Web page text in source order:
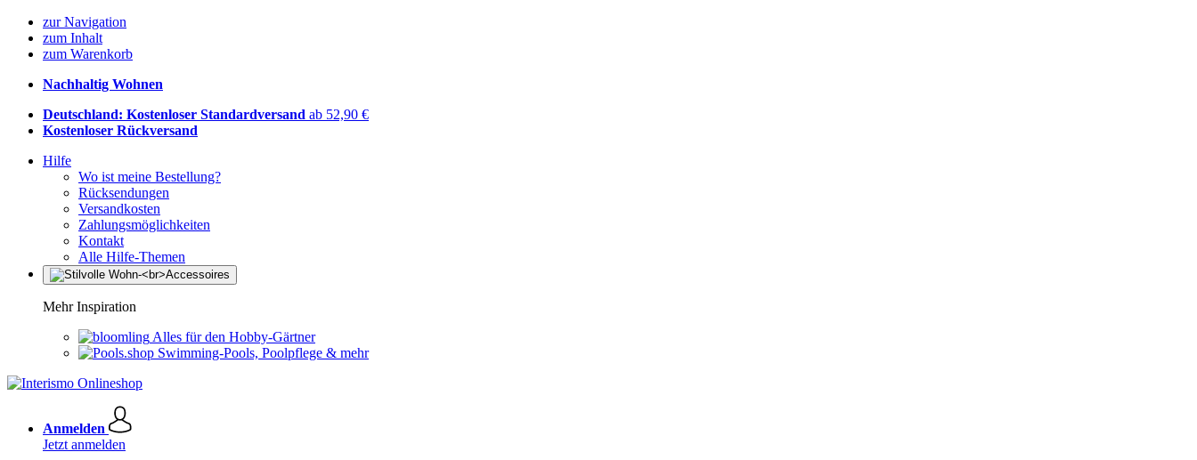
zur Navigation
zum Inhalt
zum Warenkorb
Nachhaltig Wohnen
Deutschland: Kostenloser Standardversand ab 52,90 €
Kostenloser Rückversand
Hilfe
Wo ist meine Bestellung?
Rücksendungen
Versandkosten
Zahlungsmöglichkeiten
Kontakt
Alle Hilfe-Themen
Mehr Inspiration
Alles für den Hobby-Gärtner
Swimming-Pools, Poolpflege & mehr
Anmelden
Jetzt anmelden